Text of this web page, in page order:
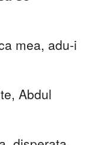
mea, adu-i
Abdul